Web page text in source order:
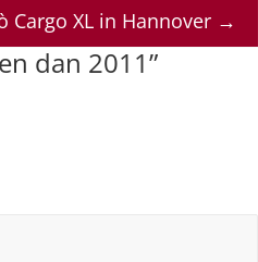
Cargo XL in Hannover →
dan 2011”